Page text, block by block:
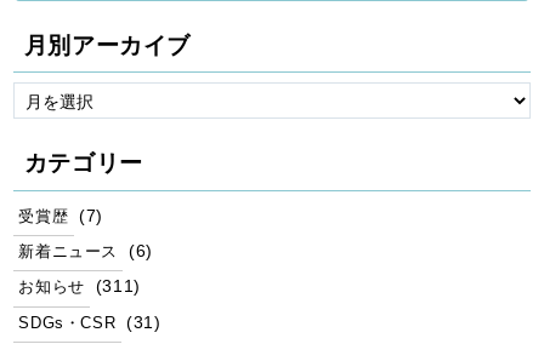
月別アーカイブ
カテゴリー
受賞歴 (7)
新着ニュース (6)
お知らせ (311)
SDGs・CSR (31)